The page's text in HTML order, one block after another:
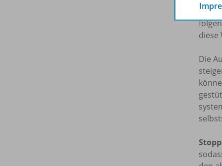
der
diese
Die